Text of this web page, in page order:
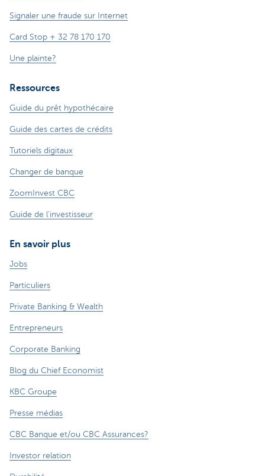
Signaler une fraude sur Internet
Card Stop + 32 78 170 170
Une plainte?
Ressources
Guide du prêt hypothécaire
Guide des cartes de crédits
Tutoriels digitaux
Changer de banque
ZoomInvest CBC
Guide de l'investisseur
En savoir plus
Jobs
Particuliers
Private Banking & Wealth
Entrepreneurs
Corporate Banking
Blog du Chief Economist
KBC Groupe
Presse médias
CBC Banque et/ou CBC Assurances?
Investor relation